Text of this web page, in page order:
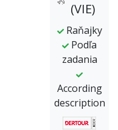
(VIE)
Raňajky
Podľa
zadania
According
description